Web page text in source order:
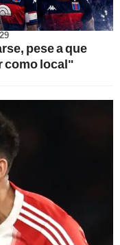
pese a que
como local"